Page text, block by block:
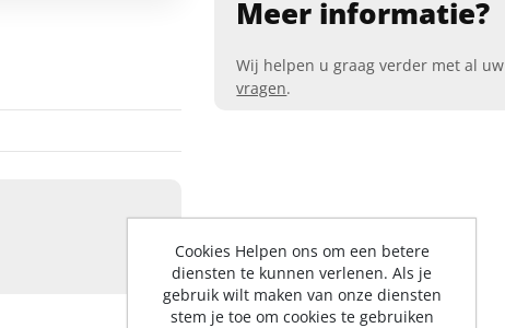
Meer informatie?
Wij helpen u graag verder met al uw
vragen.
Cookies Helpen ons om een betere
diensten te kunnen verlenen. Als je
gebruik wilt maken van onze diensten
stem je toe om cookies te gebruiken